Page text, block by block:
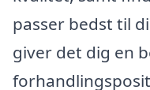
passer bedst til
giver det dig en